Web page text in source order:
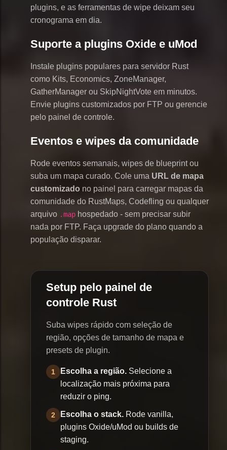
plugins, e as ferramentas de wipe deixam seu
cronograma em dia.
Suporte a plugins Oxide e uMod
Instale plugins populares para servidor Rust
como Kits, Economics, ZoneManager,
GatherManager ou SkipNightVote em minutos.
Envie plugins customizados por FTP ou gerencie
pelo painel de controle.
Eventos e wipes da comunidade
Rode eventos semanais, wipes de blueprint ou
suba um mapa curado. Cole uma URL de mapa
customizado no painel para carregar mapas da
comunidade do RustMaps, Codefling ou qualquer
arquivo .map hospedado - sem precisar subir
nada por FTP. Faça upgrade do plano quando a
população disparar.
Setup pelo painel de
controle Rust
Suba wipes rápido com seleção de
região, opções de tamanho de mapa e
presets de plugin.
1 Escolha a região. Selecione a
localização mais próxima para
reduzir o ping.
2 Escolha o stack. Rode vanilla,
plugins Oxide/uMod ou builds de
staging.